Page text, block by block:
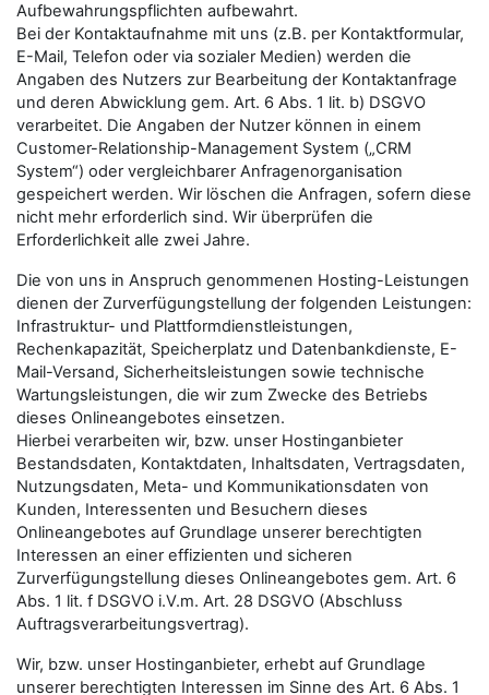
Aufbewahrungspflichten aufbewahrt.
Bei der Kontaktaufnahme mit uns (z.B. per Kontaktformular,
E-Mail, Telefon oder via sozialer Medien) werden die
Angaben des Nutzers zur Bearbeitung der Kontaktanfrage
und deren Abwicklung gem. Art. 6 Abs. 1 lit. b) DSGVO
verarbeitet. Die Angaben der Nutzer können in einem
Customer-Relationship-Management System („CRM
System“) oder vergleichbarer Anfragenorganisation
gespeichert werden. Wir löschen die Anfragen, sofern diese
nicht mehr erforderlich sind. Wir überprüfen die
Erforderlichkeit alle zwei Jahre.
Die von uns in Anspruch genommenen Hosting-Leistungen
dienen der Zurverfügungstellung der folgenden Leistungen:
Infrastruktur- und Plattformdienstleistungen,
Rechenkapazität, Speicherplatz und Datenbankdienste, E-
Mail-Versand, Sicherheitsleistungen sowie technische
Wartungsleistungen, die wir zum Zwecke des Betriebs
dieses Onlineangebotes einsetzen.
Hierbei verarbeiten wir, bzw. unser Hostinganbieter
Bestandsdaten, Kontaktdaten, Inhaltsdaten, Vertragsdaten,
Nutzungsdaten, Meta- und Kommunikationsdaten von
Kunden, Interessenten und Besuchern dieses
Onlineangebotes auf Grundlage unserer berechtigten
Interessen an einer effizienten und sicheren
Zurverfügungstellung dieses Onlineangebotes gem. Art. 6
Abs. 1 lit. f DSGVO i.V.m. Art. 28 DSGVO (Abschluss
Auftragsverarbeitungsvertrag).
Wir, bzw. unser Hostinganbieter, erhebt auf Grundlage
unserer berechtigten Interessen im Sinne des Art. 6 Abs. 1